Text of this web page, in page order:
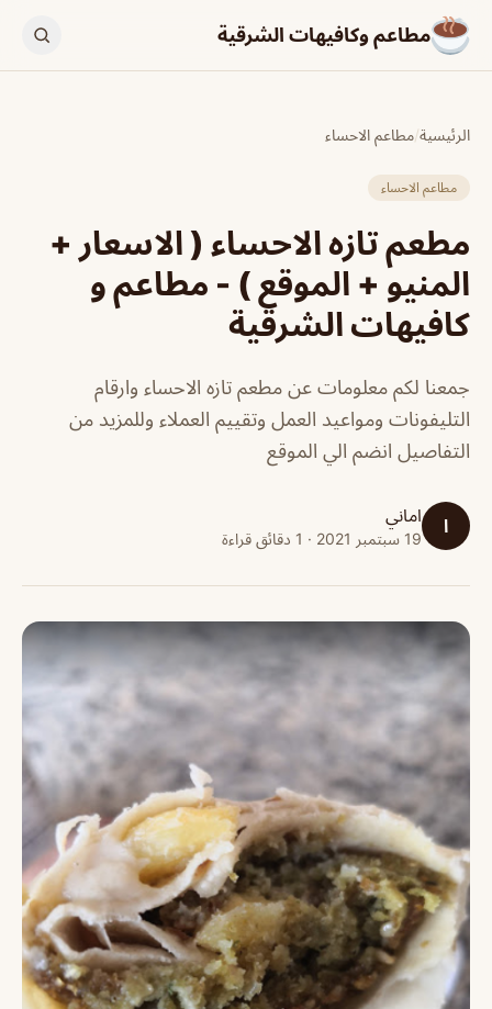
مطاعم وكافيهات الشرقية
الرئيسية/مطاعم الاحساء
مطاعم الاحساء
مطعم تازه الاحساء ( الاسعار +
المنيو + الموقع ) - مطاعم و
كافيهات الشرقية
جمعنا لكم معلومات عن مطعم تازه الاحساء وارقام
التليفونات ومواعيد العمل وتقييم العملاء وللمزيد من
التفاصيل انضم الي الموقع
ا اماني
19 سبتمبر 2021 · 1 دقائق قراءة